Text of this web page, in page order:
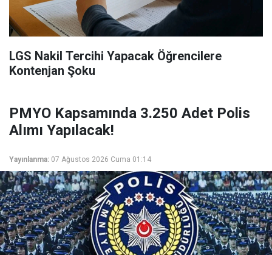
LGS Nakil Tercihi Yapacak Öğrencilere
Kontenjan Şoku
PMYO Kapsamında 3.250 Adet Polis
Alımı Yapılacak!
Yayınlanma: 07 Ağustos 2026 Cuma 01:14